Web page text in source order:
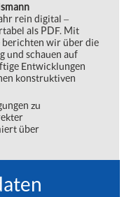
rein digital ‒
als PDF. Mit
wir über die
und schauen auf
Entwicklungen
konstruktiven
zu
über